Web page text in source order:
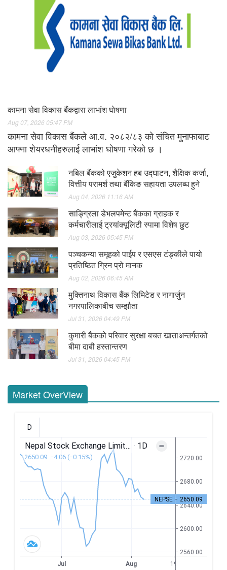
कामना सेवा विकास बैंकद्वारा लाभांश घाेषणा
Aug 07, 2026 05:47 PM
कामना सेवा विकास बैंकले आ.व. २०८२/८३ को संचित मुनाफाबाट
आफ्ना शेयरधनीहरुलाई लाभांश घोषणा गरेको छ ।
नबिल बैंकको एजुकेशन हब उद्घाटन, शैक्षिक कर्जा,
वित्तीय परामर्श तथा बैंकिङ सहायता उपलब्ध हुने
Aug 04, 2026 11:16 AM
साङ्ग्रिला डेभलपमेन्ट बैंकका ग्राहक र
कर्मचारीलाई ट्रयांक्यूलिटी स्पामा विशेष छुट
Aug 03, 2026 05:45 PM
पञ्चकन्या समूहको पाईप र एसएस टंङ्कीले पायो
प्रतिष्ठित ग्रिन प्रो मानक
Aug 02, 2026 06:45 AM
मुक्तिनाथ विकास बैंक लिमिटेड र नागार्जुन
नगरपालिकाबीच सम्झौता
Jul 31, 2026 04:49 PM
कुमारी बैंकको परिवार सुरक्षा बचत खाताअन्तर्गतको
बीमा दाबी हस्तान्तरण
Jul 31, 2026 04:45 PM
Market OverView